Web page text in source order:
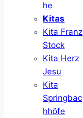
he
Kitas
Kita Franz
Stock
Kita Herz
Jesu
Kita
Springbac
hhöfe